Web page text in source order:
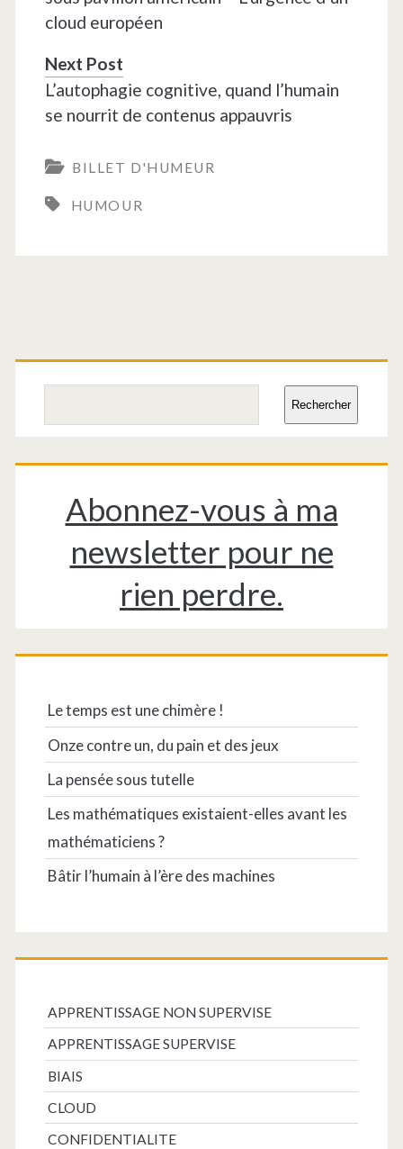
cloud européen
Next Post
L’autophagie cognitive, quand l’humain
se nourrit de contenus appauvris
BILLET D'HUMEUR
HUMOUR
Barre
latérale
principale
Rechercher
Abonnez-vous à ma
newsletter pour ne
rien perdre.
Le temps est une chimère !
Onze contre un, du pain et des jeux
La pensée sous tutelle
Les mathématiques existaient-elles avant les
mathématiciens ?
Bâtir l’humain à l’ère des machines
APPRENTISSAGE NON SUPERVISE
APPRENTISSAGE SUPERVISE
BIAIS
CLOUD
CONFIDENTIALITE